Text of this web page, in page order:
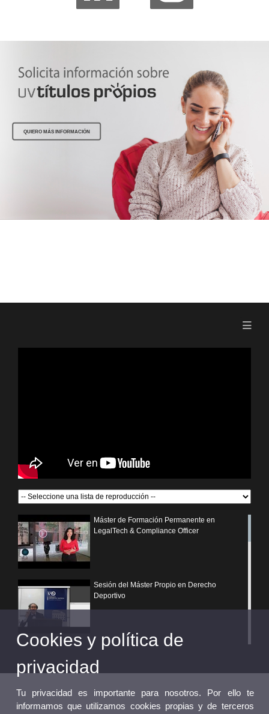
QUIERO MÁS INFORMACIÓN
Máster de Formación Permanente en
LegalTech & Compliance Officer
Sesión del Máster Propio en Derecho
Deportivo
¿Por qué elegir un postgrado propio de la
Universitat de València?
Cookies y política de
privacidad
Tu privacidad es importante para nosotros. Por ello te
informamos que utilizamos cookies propias y de terceros